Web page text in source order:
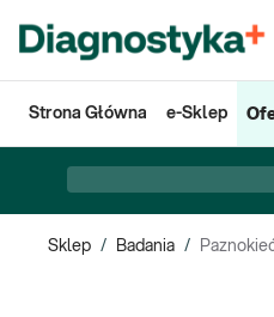
Strona Główna e-Sklep
Sklep / Badania /